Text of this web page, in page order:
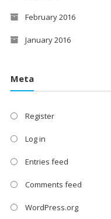
February 2016
January 2016
Meta
Register
Log in
Entries feed
Comments feed
WordPress.org